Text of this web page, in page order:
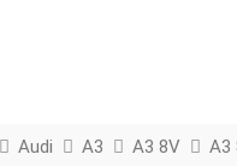
Audi A3 A3 8V A3